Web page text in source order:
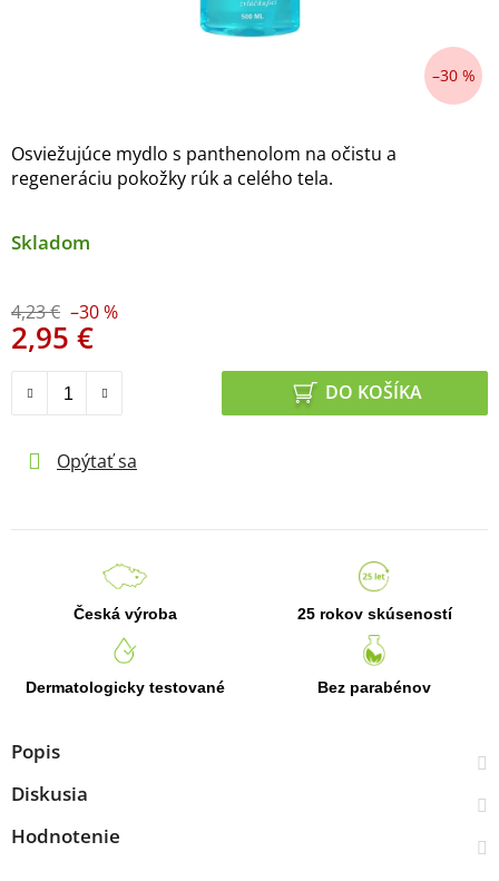
Osviežujúce mydlo s panthenolom na očistu a
regeneráciu pokožky rúk a celého tela.
Skladom
4,23 € –30 %
2,95 €
DO KOŠÍKA
Opýtať sa
–30 %
Česká výroba 25 rokov skúseností
Dermatologicky testované Bez parabénov
Popis
Diskusia
Hodnotenie